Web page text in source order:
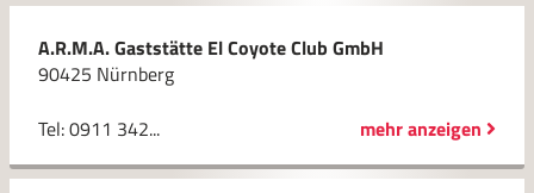
A.R.M.A. Gaststätte El Coyote Club GmbH
90425 Nürnberg
Tel: 0911 342...
mehr anzeigen